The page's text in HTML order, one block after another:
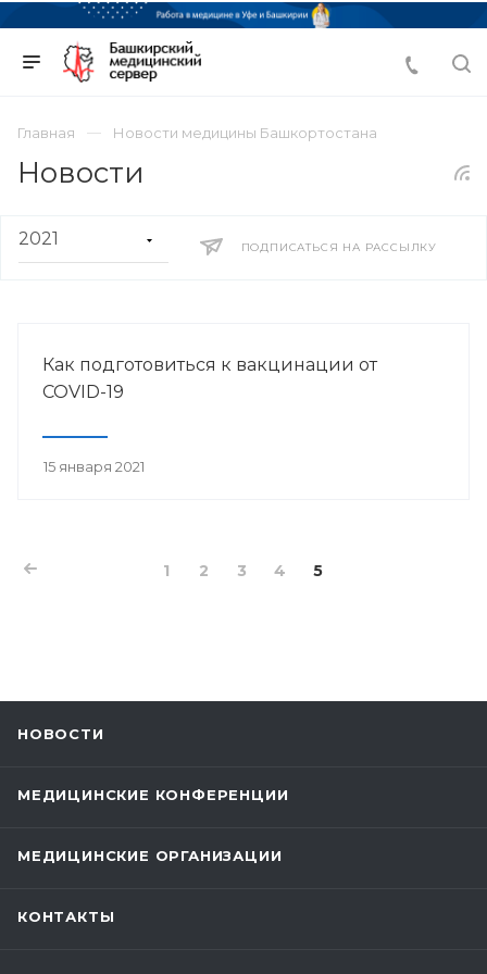
Главная Новости медицины Башкортостана
Новости
ПОДПИСАТЬСЯ НА РАССЫЛКУ
Как подготовиться к вакцинации от
COVID-19
15 января 2021
1 2 3 4 5
НОВОСТИ
МЕДИЦИНСКИЕ КОНФЕРЕНЦИИ
МЕДИЦИНСКИЕ ОРГАНИЗАЦИИ
КОНТАКТЫ